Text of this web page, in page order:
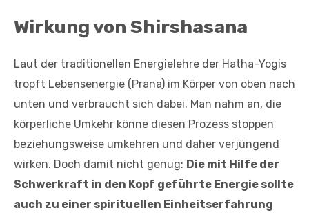
Wirkung von Shirshasana
Laut der traditionellen Energielehre der Hatha-Yogis
tropft Lebensenergie (Prana) im Körper von oben nach
unten und verbraucht sich dabei. Man nahm an, die
körperliche Umkehr könne diesen Prozess stoppen
beziehungsweise umkehren und daher verjüngend
wirken. Doch damit nicht genug: Die mit Hilfe der
Schwerkraft in den Kopf geführte Energie sollte
auch zu einer spirituellen Einheitserfahrung